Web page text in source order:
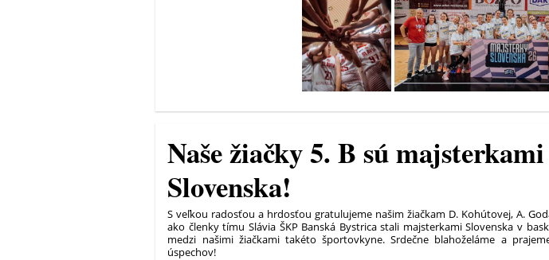
Naše žiačky 5. B sú majsterkami
Slovenska!
S veľkou radosťou a hrdosťou gratulujeme našim žiačkam D. Kohútovej, A.
ako členky tímu Slávia ŠKP Banská Bystrica stali majsterkami Slovenska v
medzi našimi žiačkami takéto športovkyne. Srdečne blahoželáme a
úspechov!